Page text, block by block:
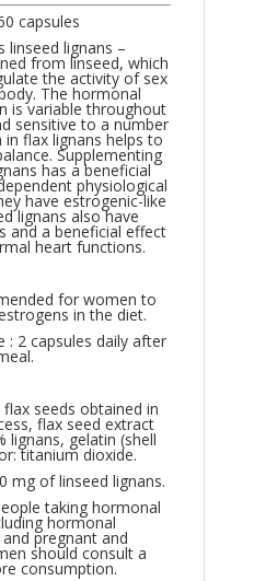
capsules
linseed lignans –
from linseed, which
the activity of sex
The hormonal
is variable throughout
sensitive to a number
flax lignans helps to
Supplementing
has a beneficial
physiological
have estrogenic-like
lignans also have
and a beneficial effect
heart functions.
for women to
in the diet.
: 2 capsules daily after
seeds obtained in
flax seed extract
lignans, gelatin (shell
titanium dioxide.
mg of linseed lignans.
taking hormonal
hormonal
pregnant and
should consult a
consumption.